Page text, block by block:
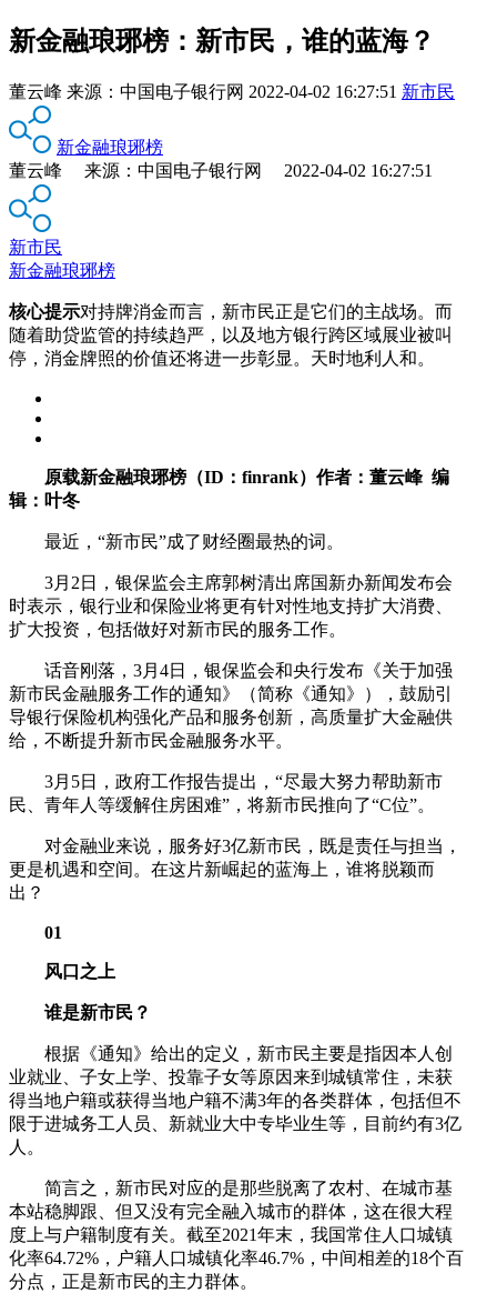
新金融琅琊榜：新市民，谁的蓝海？
董云峰 来源： 中国电子银行网 2022-04-02 16:27:51 新市民
新金融琅琊榜
董云峰 来源：中国电子银行网 2022-04-02 16:27:51
新市民
新金融琅琊榜
核心提示对持牌消金而言，新市民正是它们的主战场。而
随着助贷监管的持续趋严，以及地方银行跨区域展业被叫
停，消金牌照的价值还将进一步彰显。天时地利人和。
原载新金融琅琊榜（ID：finrank）作者：董云峰 编
辑：叶冬
最近，“新市民”成了财经圈最热的词。
3月2日，银保监会主席郭树清出席国新办新闻发布会
时表示，银行业和保险业将更有针对性地支持扩大消费、
扩大投资，包括做好对新市民的服务工作。
话音刚落，3月4日，银保监会和央行发布《关于加强
新市民金融服务工作的通知》（简称《通知》），鼓励引
导银行保险机构强化产品和服务创新，高质量扩大金融供
给，不断提升新市民金融服务水平。
3月5日，政府工作报告提出，“尽最大努力帮助新市
民、青年人等缓解住房困难”，将新市民推向了“C位”。
对金融业来说，服务好3亿新市民，既是责任与担当，
更是机遇和空间。在这片新崛起的蓝海上，谁将脱颖而
出？
01
风口之上
谁是新市民？
根据《通知》给出的定义，新市民主要是指因本人创
业就业、子女上学、投靠子女等原因来到城镇常住，未获
得当地户籍或获得当地户籍不满3年的各类群体，包括但不
限于进城务工人员、新就业大中专毕业生等，目前约有3亿
人。
简言之，新市民对应的是那些脱离了农村、在城市基
本站稳脚跟、但又没有完全融入城市的群体，这在很大程
度上与户籍制度有关。截至2021年末，我国常住人口城镇
化率64.72%，户籍人口城镇化率46.7%，中间相差的18个百
分点，正是新市民的主力群体。